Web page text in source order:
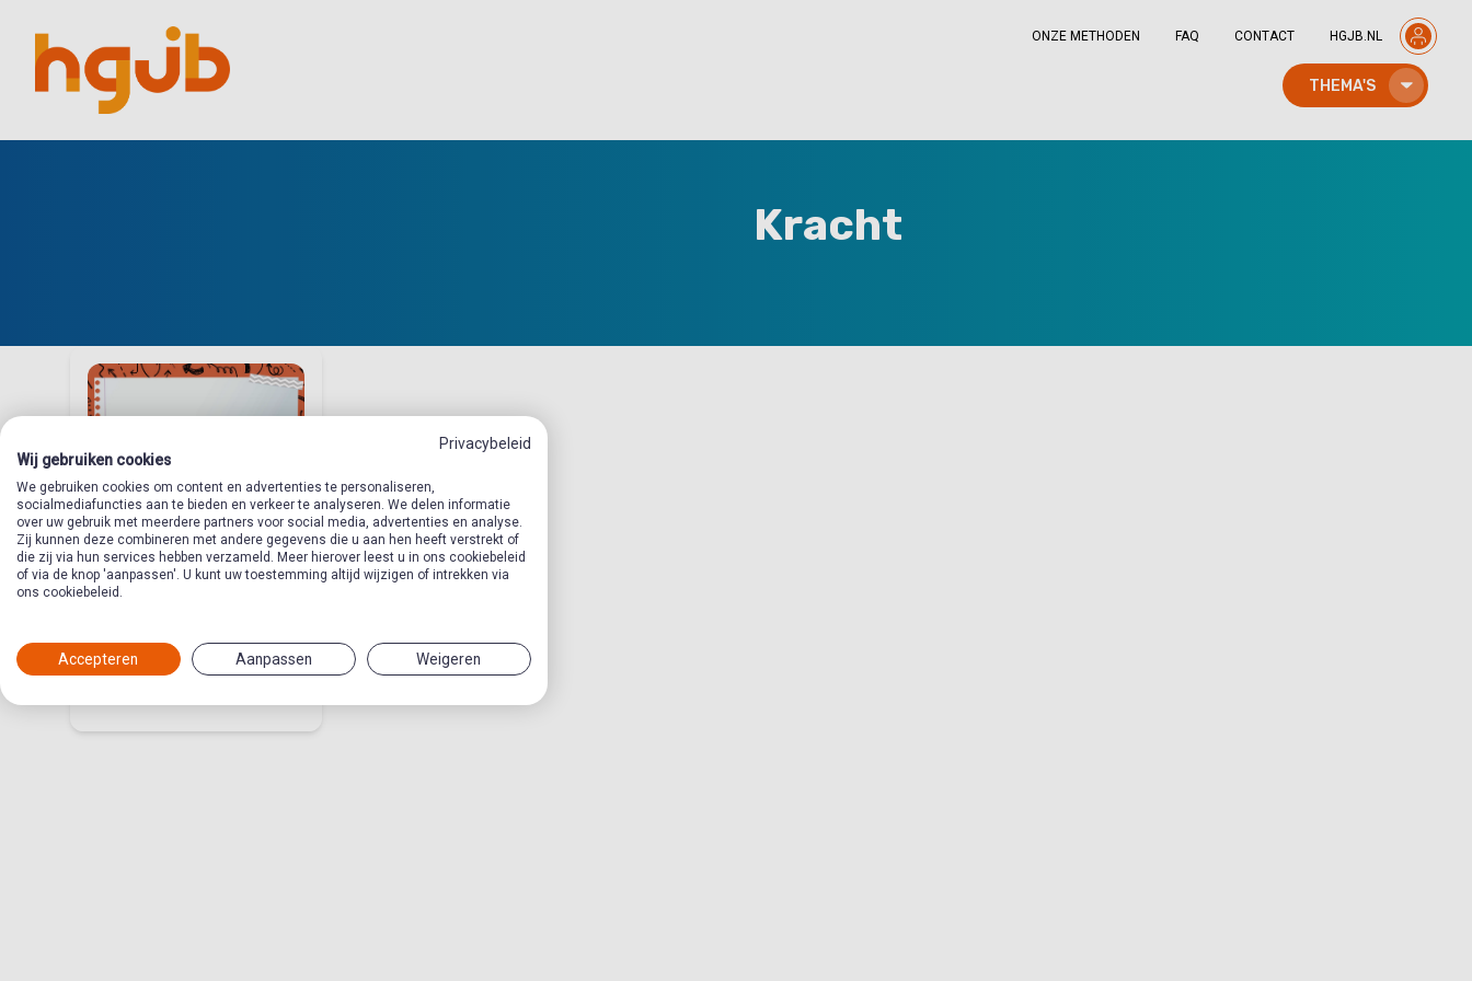
ONZE METHODEN FAQ CONTACT HGJB.NL
THEMA'S
Kracht
13 - Het geeft mij
geloven in de
praktijk)
Thema in Follow Me
Privacybeleid
Wij gebruiken cookies
We gebruiken cookies om content en advertenties te personaliseren,
socialmediafuncties aan te bieden en verkeer te analyseren. We delen informatie
over uw gebruik met meerdere partners voor social media, advertenties en analyse.
Zij kunnen deze combineren met andere gegevens die u aan hen heeft verstrekt of
die zij via hun services hebben verzameld. Meer hierover leest u in ons cookiebeleid
of via de knop 'aanpassen'. U kunt uw toestemming altijd wijzigen of intrekken via
ons cookiebeleid.
Accepteren Aanpassen Weigeren